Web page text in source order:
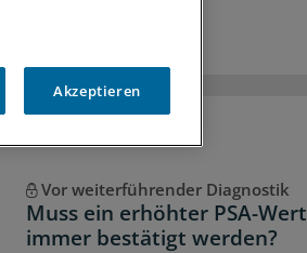
Vor weiterführender Diagnostik
Muss ein erhöhter PSA-Wert
immer bestätigt werden?
Akzeptieren